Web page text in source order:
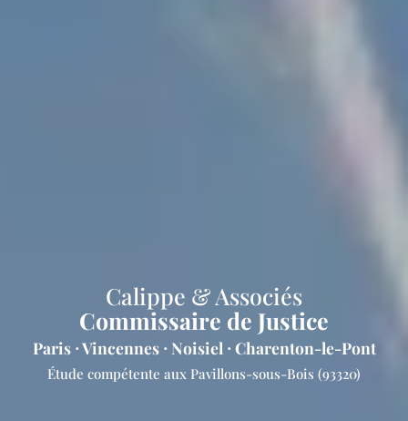
Calippe & Associés
Commissaire de Justice
Paris ⸱ Vincennes ⸱ Noisiel ⸱ Charenton-le-Pont
Étude compétente aux Pavillons-sous-Bois (93320)